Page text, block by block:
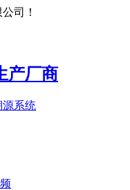
司！
产厂商
源系统